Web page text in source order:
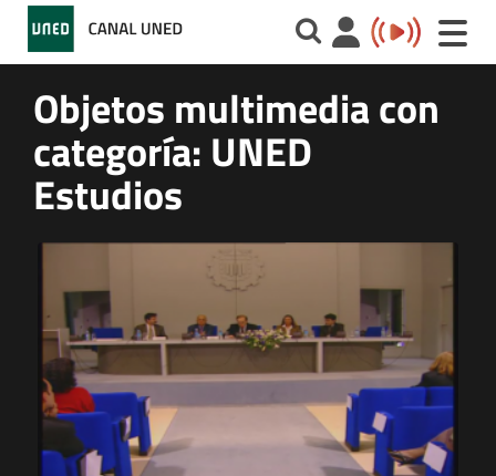
Toggle
Objetos multimedia con
categoría: UNED
Estudios